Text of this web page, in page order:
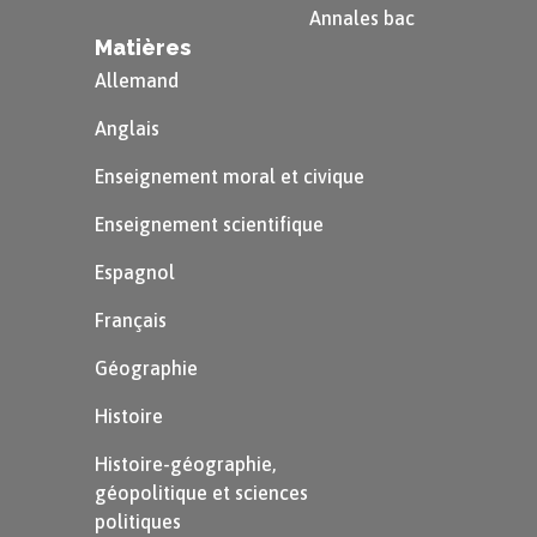
Meursault, Raymond et un ami se promènent sur
la plage et croisent le chemin de deux arabes
dont l’ennemi de Raymond. Une première bagarre
éclate au cours de laquelle Raymond est blessé.
Meursault évite qu’une deuxième rencontre ne
Raymond. Mais lors d’une troisième rencontre
entre le fameux arabe et Meursault, le premier
sort un couteau et le second tire au revolver
l’équilibre du jour. »
Lors de l’évocation de la mort de sa mère avec
son avocat, Meursault n’exprime aucun
Annales bac
Matières
Allemand
Anglais
Enseignement moral et civique
Enseignement scientifique
Espagnol
Français
Géographie
Histoire
Histoire-géographie,
géopolitique et sciences
politiques